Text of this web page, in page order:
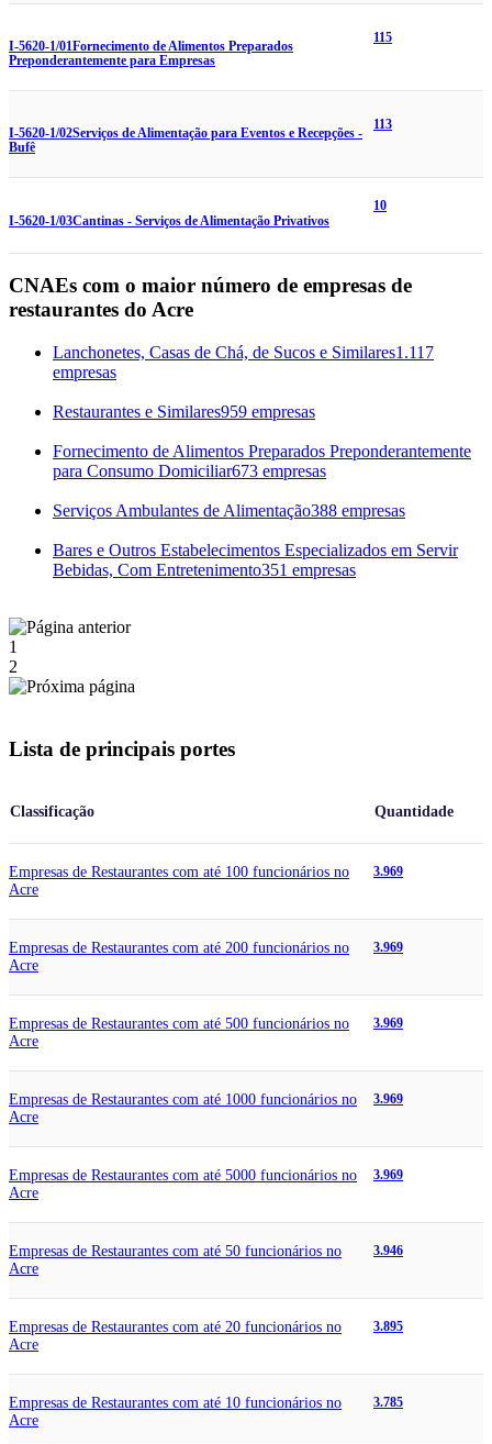
I-5620-1/01Fornecimento de Alimentos Preparados
Preponderantemente para Empresas
115
I-5620-1/02Serviços de Alimentação para Eventos e Recepções -
Bufê
113
I-5620-1/03Cantinas - Serviços de Alimentação Privativos
10
CNAEs com o maior número de empresas de
restaurantes do Acre
Lanchonetes, Casas de Chá, de Sucos e Similares1.117
empresas
Restaurantes e Similares959 empresas
Fornecimento de Alimentos Preparados Preponderantemente
para Consumo Domiciliar673 empresas
Serviços Ambulantes de Alimentação388 empresas
Bares e Outros Estabelecimentos Especializados em Servir
Bebidas, Com Entretenimento351 empresas
1
2
Lista de principais portes
Classificação Quantidade
Empresas de Restaurantes com até 100 funcionários no
Acre
3.969
Empresas de Restaurantes com até 200 funcionários no
Acre
3.969
Empresas de Restaurantes com até 500 funcionários no
Acre
3.969
Empresas de Restaurantes com até 1000 funcionários no
Acre
3.969
Empresas de Restaurantes com até 5000 funcionários no
Acre
3.969
Empresas de Restaurantes com até 50 funcionários no
Acre
3.946
Empresas de Restaurantes com até 20 funcionários no
Acre
3.895
Empresas de Restaurantes com até 10 funcionários no
Acre
3.785